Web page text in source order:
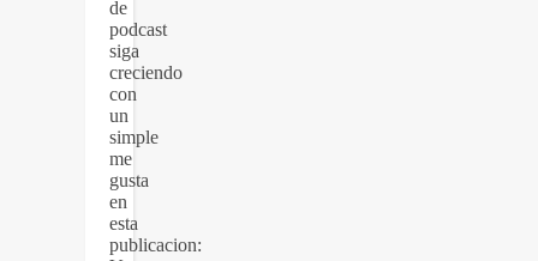
de
podcast
siga
creciendo
con
un
simple
me
gusta
en
esta
publicacion: